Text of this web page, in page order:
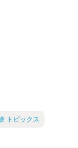
トピックス